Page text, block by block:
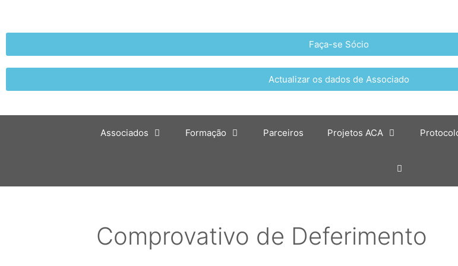
Faça-se Sócio
Actualizar os dados de Associado
Associados Formação Parceiros Projetos ACA
Comprovativo de Deferimento